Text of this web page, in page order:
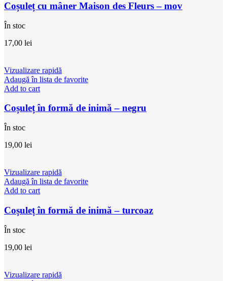
Coșuleț cu mâner Maison des Fleurs – mov
În stoc
17,00 lei
Vizualizare rapidă
Adaugă în lista de favorite
Add to cart
Coșuleț în formă de inimă – negru
În stoc
19,00 lei
Vizualizare rapidă
Adaugă în lista de favorite
Add to cart
Coșuleț în formă de inimă – turcoaz
În stoc
19,00 lei
Vizualizare rapidă